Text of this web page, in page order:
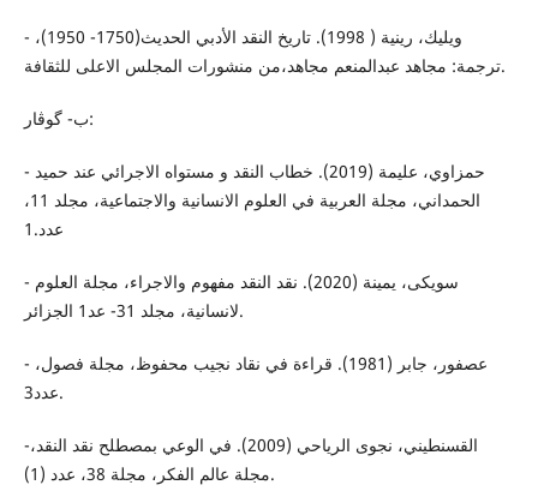
- ويليك، رينية ( 1998). تاريخ النقد الأدبي الحديث(1750- 1950)،
ترجمة: مجاهد عبدالمنعم مجاهد،من منشورات المجلس الاعلى للثقافة.
ب- گوڤار:
- حمزاوي، عليمة (2019). خطاب النقد و مستواه الاجرائي عند حميد
الحمداني، مجلة العربية في العلوم الانسانية والاجتماعية، مجلد 11،
عدد.1
- سويكى، يمينة (2020). نقد النقد مفهوم والاجراء، مجلة العلوم
لانسانية، مجلد 31- عد1 الجزائر.
- عصفور، جابر (1981). قراءة في نقاد نجيب محفوظ، مجلة فصول،
عدد3.
-القسنطيني، نجوى الرياحي (2009). في الوعي بمصطلح نقد النقد،
مجلة عالم الفكر، مجلة 38، عدد (1).